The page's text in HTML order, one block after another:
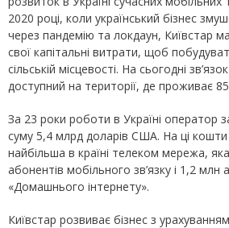
2020 році, коли український бізнес
через пандемію та локдаун, Київстар
свої капітальні витрати, щоб
сільській місцевості. На сьогодні
доступний на території, де проживає
За 23 роки роботи в Україні оператор
суму 5,4 млрд доларів США. На ці
найбільша в країні телеком мережа,
абонентів мобільного зв’язку і 1,2 млн
«Домашнього інтернету».
Київстар розвиває бізнес з